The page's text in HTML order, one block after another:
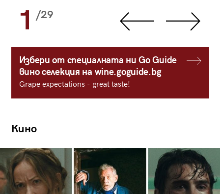
1 /29
Избери от специалната ни Go Guide
вино селекция на wine.goguide.bg
Grape expectations - great taste!
Кино